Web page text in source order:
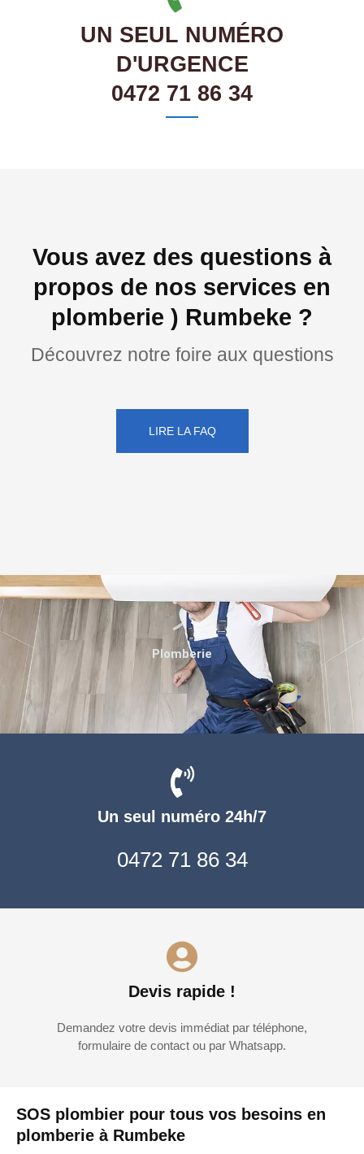
UN SEUL NUMÉRO
D'URGENCE
0472 71 86 34
Vous avez des questions à
propos de nos services en
plomberie ) Rumbeke ?
Découvrez notre foire aux questions
LIRE LA FAQ
SOS plombier pour tous vos besoins en
plomberie à Rumbeke
Un seul numéro 24h/7
0472 71 86 34
Devis rapide !
Demandez votre devis immédiat par téléphone,
formulaire de contact ou par Whatsapp.
Plomberie